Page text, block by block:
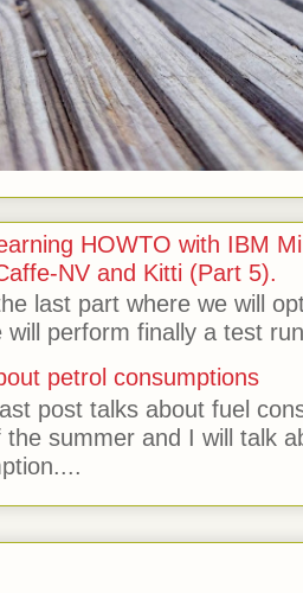
HOWTO with IBM
NV and Kitti (Part 5).
last part where we will
will perform finally a test
petrol consumptions
post talks about fuel
the summer and I will talk